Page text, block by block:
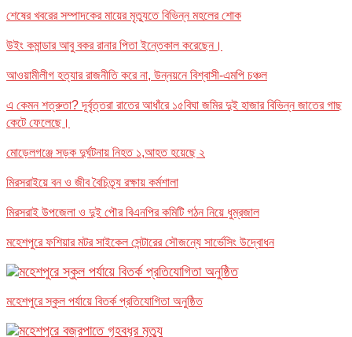
শেষের খবরের সম্পাদকের মায়ের মৃত্যুতে বিভিন্ন মহলের শোক
উইং কমান্ডার আবু বকর রানার পিতা ইন্তেকাল করেছেন।
আওয়ামীলীগ হত্যার রাজনীতি করে না, উন্নয়নে বিশ্বাসী-এমপি চঞ্চল
এ কেমন শত্রুতা? দূর্বৃত্তরা রাতের আধাঁরে ১৫বিঘা জমির দুই হাজার বিভিন্ন জাতের গাছ
কেটে ফেলেছে।
মোড়েলগঞ্জে সড়ক দুর্ঘটনায় নিহত ১,আহত হয়েছে ২
মিরসরাইয়ে বন ও জীব বৈচিত্র্য রক্ষায় কর্মশালা
মিরসরাই উপজেলা ও দুই পৌর বিএনপির কমিটি গঠন নিয়ে ধুম্রজাল
মহেশপুরে ফশিয়ার মটর সাইকেল সেন্টারের সৌজন্যে সার্ভেসিং উদ্বোধন
মহেশপুরে স্কুল পর্যায়ে বিতর্ক প্রতিযোগিতা অনুষ্ঠিত